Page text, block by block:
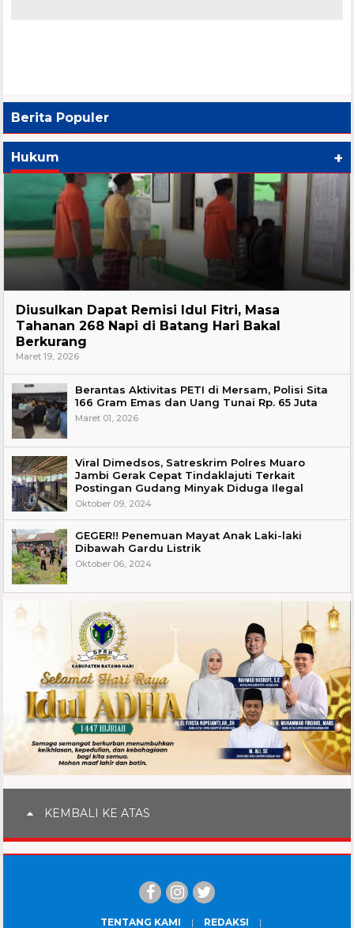
Berita Populer
Hukum +
Diusulkan Dapat Remisi Idul Fitri, Masa
Tahanan 268 Napi di Batang Hari Bakal
Berkurang
Maret 19, 2026
Berantas Aktivitas PETI di Mersam, Polisi Sita
166 Gram Emas dan Uang Tunai Rp. 65 Juta
Maret 01, 2026
Viral Dimedsos, Satreskrim Polres Muaro
Jambi Gerak Cepat Tindaklajuti Terkait
Postingan Gudang Minyak Diduga Ilegal
Oktober 09, 2024
GEGER!! Penemuan Mayat Anak Laki-laki
Dibawah Gardu Listrik
Oktober 06, 2024
KEMBALI KE ATAS
TENTANG KAMI REDAKSI